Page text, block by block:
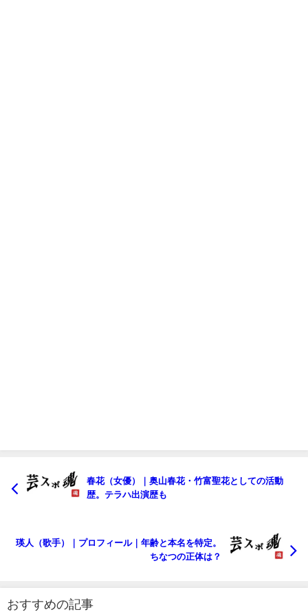
春花（女優）｜奥山春花・竹富聖花としての活動
歴。テラハ出演歴も
瑛人（歌手）｜プロフィール｜年齢と本名を特定。
ちなつの正体は？
おすすめの記事